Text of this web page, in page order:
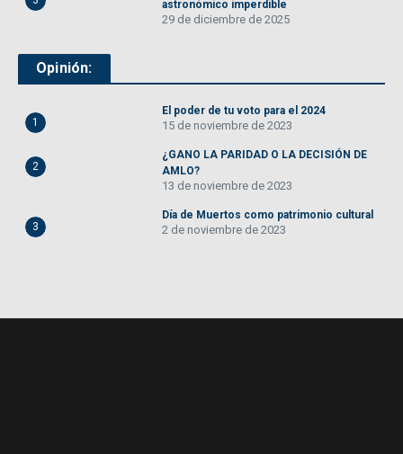
astronómico imperdible
29 de diciembre de 2025
Opinión:
1
El poder de tu voto para el 2024
15 de noviembre de 2023
2
¿GANO LA PARIDAD O LA DECISIÓN DE
AMLO?
13 de noviembre de 2023
3
Día de Muertos como patrimonio cultural
2 de noviembre de 2023